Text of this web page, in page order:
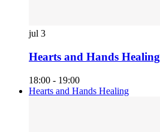
jul 3
Hearts and Hands Healing
18:00 - 19:00
Hearts and Hands Healing